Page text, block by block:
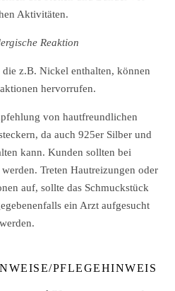
Aktivitäten.
Reaktion
z.B. Nickel enthalten, können
hervorrufen.
von hautfreundlichen
da auch 925er Silber und
kann. Kunden sollten bei
Treten Hautreizungen oder
auf, sollte das Schmuckstück
ein Arzt aufgesucht
werden.
PFLEGEHINWEIS